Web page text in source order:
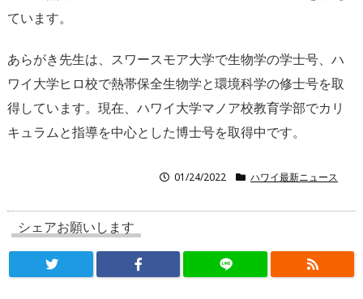
ています。
あらがき先生は、スワースモア大学で生物学の学士号、ハ
ワイ大学ヒロ校で熱帯保全生物学と環境科学の修士号を取
得しています。現在、ハワイ大学マノア校教育学部でカリ
キュラムと指導を中心とした博士号を取得中です。
01/24/2022 ハワイ最新ニュース
シェアお願いします